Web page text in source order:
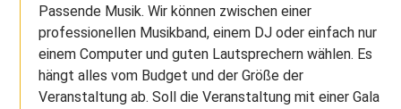
Passende Musik. Wir können zwischen einer
professionellen Musikband, einem DJ oder einfach nur
einem Computer und guten Lautsprechern wählen. Es
hängt alles vom Budget und der Größe der
Veranstaltung ab. Soll die Veranstaltung mit einer Gala